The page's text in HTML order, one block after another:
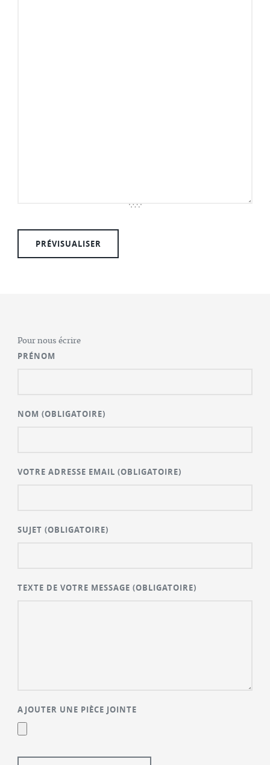
Pour nous écrire
PRÉNOM
NOM(OBLIGATOIRE)
VOTRE ADRESSE EMAIL(OBLIGATOIRE)
SUJET(OBLIGATOIRE)
TEXTE DE VOTRE MESSAGE(OBLIGATOIRE)
AJOUTER UNE PIÈCE JOINTE